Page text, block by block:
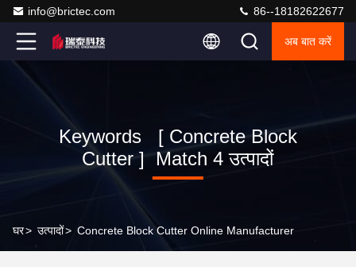
info@brictec.com 86--18182622677
अब बात करें
Keywords [ Concrete Block
Cutter ] Match 4 उत्पादों
घर> उत्पादों> Concrete Block Cutter Online Manufacturer